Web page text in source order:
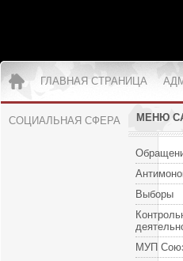
ГЛАВНАЯ СТРАНИЦА
СОЦИАЛЬНАЯ СФЕРА МЕНЮ
Выборы
МУП